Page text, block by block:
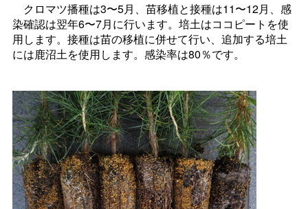
クロマツ播種は3〜5月、苗移植と接種は11〜12月、感
染確認は翌年6〜7月に行います。培土はココピートを使
用します。接種は苗の移植に併せて行い、追加する培土
には鹿沼土を使用します。感染率は80％です。